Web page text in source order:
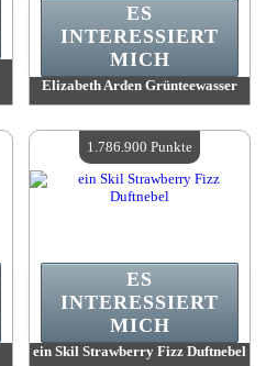
Elizabeth Arden Grünteewasser
Verfügbare Menge:4
ES
INTERESSIERT
MICH
ein Skil Strawberry Fizz Duftnebel
ES
INTERESSIERT
MICH
1.786.900 Punkte